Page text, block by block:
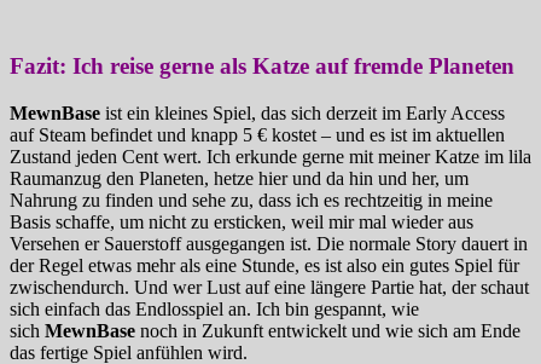
Fazit: Ich reise gerne als Katze auf fremde Planeten
MewnBase ist ein kleines Spiel, das sich derzeit im Early Access
auf Steam befindet und knapp 5 € kostet – und es ist im aktuellen
Zustand jeden Cent wert. Ich erkunde gerne mit meiner Katze im lila
Raumanzug den Planeten, hetze hier und da hin und her, um
Nahrung zu finden und sehe zu, dass ich es rechtzeitig in meine
Basis schaffe, um nicht zu ersticken, weil mir mal wieder aus
Versehen er Sauerstoff ausgegangen ist. Die normale Story dauert in
der Regel etwas mehr als eine Stunde, es ist also ein gutes Spiel für
zwischendurch. Und wer Lust auf eine längere Partie hat, der schaut
sich einfach das Endlosspiel an. Ich bin gespannt, wie
sich MewnBase noch in Zukunft entwickelt und wie sich am Ende
das fertige Spiel anfühlen wird.